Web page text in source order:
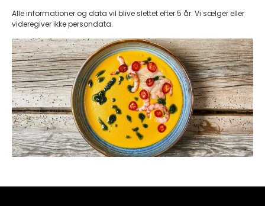
Alle informationer og data vil blive slettet efter 5 år. Vi sælger eller
videregiver ikke persondata.